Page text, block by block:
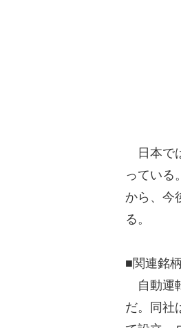
日本で
っている
から、今
る。
■関連銘
自動運
だ。同社